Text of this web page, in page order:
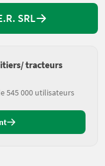
SRL
tracteurs
545 000 utilisateurs